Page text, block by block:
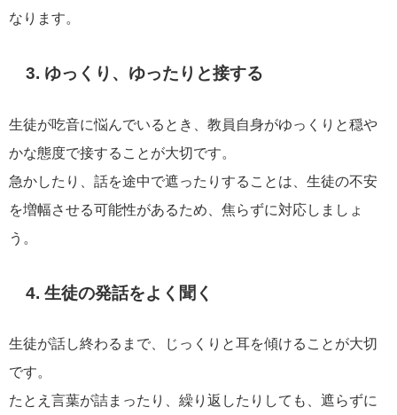
なります。
3. ゆっくり、ゆったりと接する
生徒が吃音に悩んでいるとき、教員自身がゆっくりと穏や
かな態度で接することが大切です。
急かしたり、話を途中で遮ったりすることは、生徒の不安
を増幅させる可能性があるため、焦らずに対応しましょ
う。
4. 生徒の発話をよく聞く
生徒が話し終わるまで、じっくりと耳を傾けることが大切
です。
たとえ言葉が詰まったり、繰り返したりしても、遮らずに